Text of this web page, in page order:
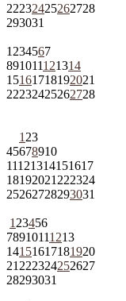
22232425262728
293031
1 234567
891011121314
15161718192021
22232425262728
1 23
45678910
11121314151617
18192021 222324
25262728293031
1 23456
78910111213
14151617181920
21 222324252627
28293031